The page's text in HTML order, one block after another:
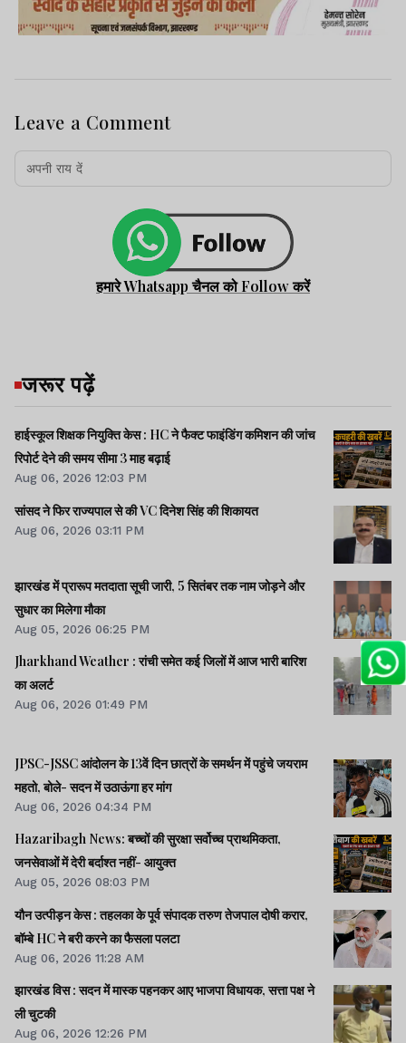
Leave a Comment
हमारे Whatsapp चैनल को Follow करें
जरूर पढ़ें
हाईस्कूल शिक्षक नियुक्ति केस : HC ने फैक्ट फाइंडिंग कमिशन की जांच
रिपोर्ट देने की समय सीमा 3 माह बढ़ाई
Aug 06, 2026 12:03 PM
सांसद ने फिर राज्यपाल से की VC दिनेश सिंह की शिकायत
Aug 06, 2026 03:11 PM
झारखंड में प्रारूप मतदाता सूची जारी, 5 सितंबर तक नाम जोड़ने और
सुधार का मिलेगा मौका
Aug 05, 2026 06:25 PM
Jharkhand Weather : रांची समेत कई जिलों में आज भारी बारिश
का अलर्ट
Aug 06, 2026 01:49 PM
JPSC-JSSC आंदोलन के 13वें दिन छात्रों के समर्थन में पहुंचे जयराम
महतो, बोले- सदन में उठाऊंगा हर मांग
Aug 06, 2026 04:34 PM
Hazaribagh News: बच्चों की सुरक्षा सर्वोच्च प्राथमिकता,
जनसेवाओं में देरी बर्दाश्त नहीं- आयुक्त
Aug 05, 2026 08:03 PM
यौन उत्पीड़न केस : तहलका के पूर्व संपादक तरुण तेजपाल दोषी करार,
बॉम्बे HC ने बरी करने का फैसला पलटा
Aug 06, 2026 11:28 AM
झारखंड विस : सदन में मास्क पहनकर आए भाजपा विधायक, सत्ता पक्ष ने
ली चुटकी
Aug 06, 2026 12:26 PM